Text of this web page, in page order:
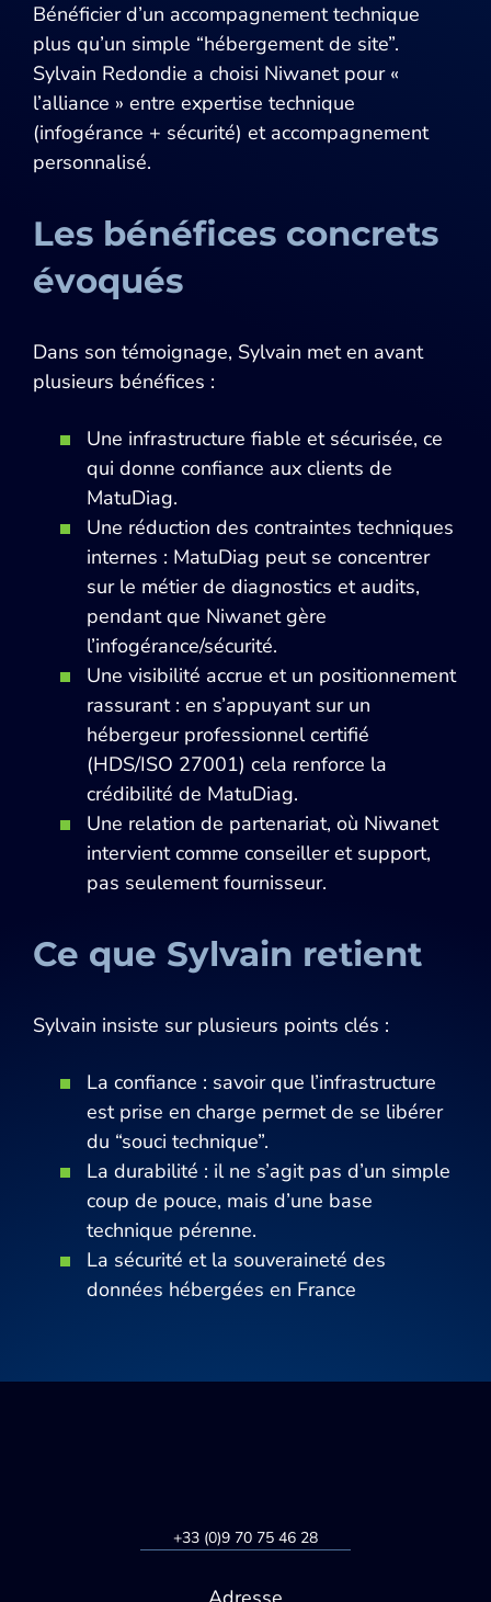
Bénéficier d’un accompagnement technique
plus qu’un simple “hébergement de site”.
Sylvain Redondie a choisi Niwanet pour «
l’alliance » entre expertise technique
(infogérance + sécurité) et accompagnement
personnalisé.
Les bénéfices concrets
évoqués
Dans son témoignage, Sylvain met en avant
plusieurs bénéfices :
Une infrastructure fiable et sécurisée, ce
qui donne confiance aux clients de
MatuDiag.
Une réduction des contraintes techniques
internes : MatuDiag peut se concentrer
sur le métier de diagnostics et audits,
pendant que Niwanet gère
l’infogérance/sécurité.
Une visibilité accrue et un positionnement
rassurant : en s’appuyant sur un
hébergeur professionnel certifié
(HDS/ISO 27001) cela renforce la
crédibilité de MatuDiag.
Une relation de partenariat, où Niwanet
intervient comme conseiller et support,
pas seulement fournisseur.
Ce que Sylvain retient
Sylvain insiste sur plusieurs points clés :
La confiance : savoir que l’infrastructure
est prise en charge permet de se libérer
du “souci technique”.
La durabilité : il ne s’agit pas d’un simple
coup de pouce, mais d’une base
technique pérenne.
La sécurité et la souveraineté des
données hébergées en France
+33 (0)9 70 75 46 28